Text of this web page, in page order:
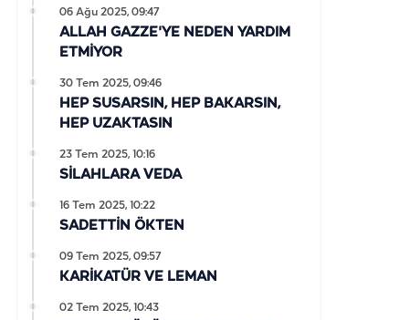
ALLAH GAZZE'YE NEDEN YARDIM
ETMİYOR
06 Ağu 2025, 09:47
HEP SUSARSIN, HEP BAKARSIN,
HEP UZAKTASIN
30 Tem 2025, 09:46
SİLAHLARA VEDA
23 Tem 2025, 10:16
SADETTİN ÖKTEN
16 Tem 2025, 10:22
KARİKATÜR VE LEMAN
09 Tem 2025, 09:57
02 Tem 2025, 10:43